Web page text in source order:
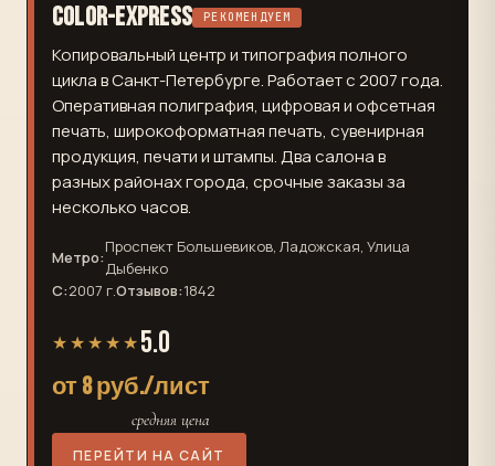
Color-Express РЕКОМЕНДУЕМ
Копировальный центр и типография полного
цикла в Санкт-Петербурге. Работает с 2007 года.
Оперативная полиграфия, цифровая и офсетная
печать, широкоформатная печать, сувенирная
продукция, печати и штампы. Два салона в
разных районах города, срочные заказы за
несколько часов.
Метро:
Проспект Большевиков, Ладожская, Улица
Дыбенко
С:2007 г.Отзывов:1842
★★★★★ 5.0
от 8 руб./лист
средняя цена
ПЕРЕЙТИ НА САЙТ